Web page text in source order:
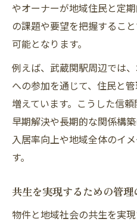
やオーナーが地域住民と定
の課題や要望を把握するこ
可能となります。
例えば、武蔵関駅周辺では
への参加を通じて、住民と
増えています。こうした信
早期解決や長期的な関係構
入居率向上や地域全体のイ
す。
共生を実現するための管理
物件と地域社会の共生を実